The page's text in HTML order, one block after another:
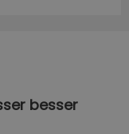
besser